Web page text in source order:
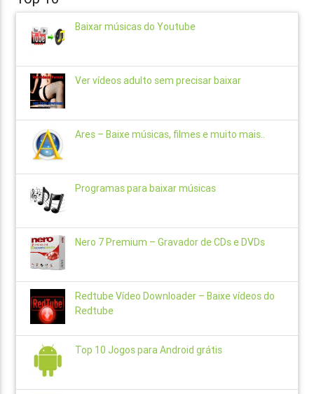
Baixar músicas do Youtube
Ver vídeos adulto sem precisar baixar
Ares – Baixe músicas, filmes e muito mais..
Programas para baixar músicas
Nero 7 Premium – Gravador de CDs e DVDs
Redtube Vídeo Downloader – Baixe vídeos do
Redtube
Top 10 Jogos para Android grátis